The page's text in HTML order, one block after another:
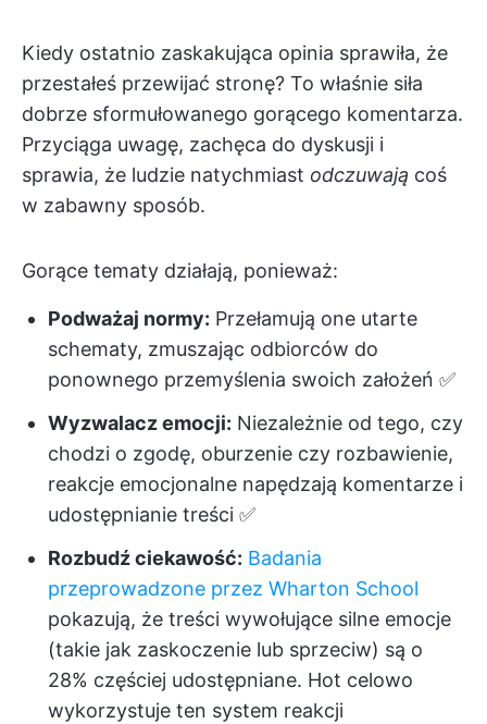
Kiedy ostatnio zaskakująca opinia sprawiła, że
przestałeś przewijać stronę? To właśnie siła
dobrze sformułowanego gorącego komentarza.
Przyciąga uwagę, zachęca do dyskusji i
sprawia, że ludzie natychmiast odczuwają coś
w zabawny sposób.
Gorące tematy działają, ponieważ:
Podważaj normy: Przełamują one utarte
schematy, zmuszając odbiorców do
ponownego przemyślenia swoich założeń ✅
Wyzwalacz emocji: Niezależnie od tego, czy
chodzi o zgodę, oburzenie czy rozbawienie,
reakcje emocjonalne napędzają komentarze i
udostępnianie treści ✅
Rozbudź ciekawość: Badania
przeprowadzone przez Wharton School
pokazują, że treści wywołujące silne emocje
(takie jak zaskoczenie lub sprzeciw) są o
28% częściej udostępniane. Hot celowo
wykorzystuje ten system reakcji